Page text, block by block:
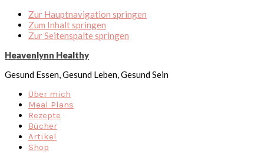
Zur Hauptnavigation springen
Zum Inhalt springen
Zur Seitenspalte springen
Heavenlynn Healthy
Gesund Essen, Gesund Leben, Gesund Sein
Über mich
Meal Plans
Rezepte
Bücher
Artikel
Shop